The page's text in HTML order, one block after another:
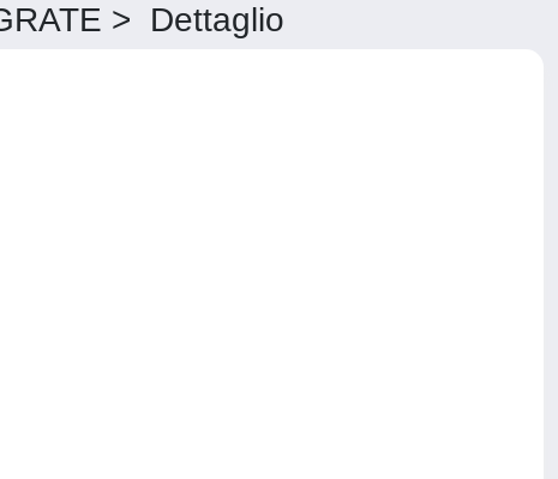
> Dettaglio